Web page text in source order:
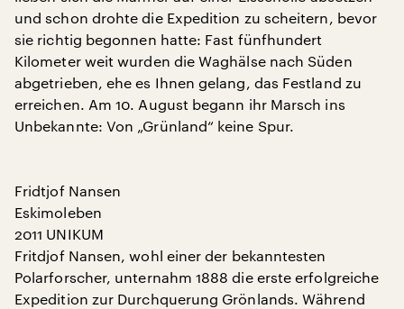
und schon drohte die Expedition zu scheitern, bevor
sie richtig begonnen hatte: Fast fünfhundert
Kilometer weit wurden die Waghälse nach Süden
abgetrieben, ehe es Ihnen gelang, das Festland zu
erreichen. Am 10. August begann ihr Marsch ins
Unbekannte: Von „Grünland“ keine Spur.
Fridtjof Nansen
Eskimoleben
2011 UNIKUM
Fritdjof Nansen, wohl einer der bekanntesten
Polarforscher, unternahm 1888 die erste erfolgreiche
Expedition zur Durchquerung Grönlands. Während